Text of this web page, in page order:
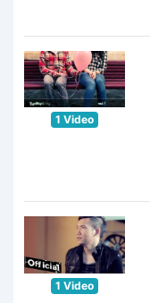
1 Video
1 Video